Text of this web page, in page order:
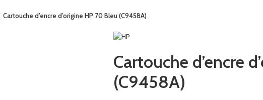
Cartouche d’encre d’origine HP 70 Bleu (C9458A)
Cartouche d’encre
(C9458A)